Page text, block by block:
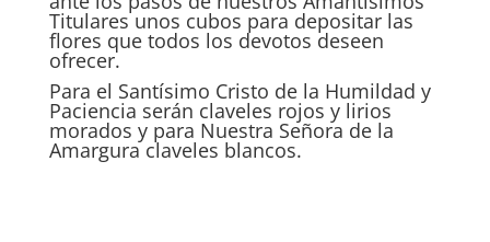
Titulares unos cubos para depositar las
flores que todos los devotos deseen
ofrecer.
Para el Santísimo Cristo de la Humildad y
Paciencia serán claveles rojos y lirios
morados y para Nuestra Señora de la
Amargura claveles blancos.